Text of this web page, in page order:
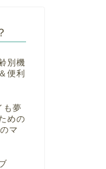
別機
便利
も夢
めの
マ